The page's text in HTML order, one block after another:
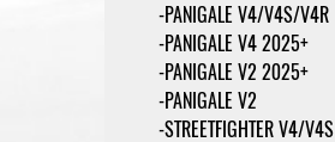
-PANIGALE V4/V4S/V4R
-PANIGALE V4 2025+
-PANIGALE V2 2025+
-PANIGALE V2
-STREETFIGHTER V4/V4S